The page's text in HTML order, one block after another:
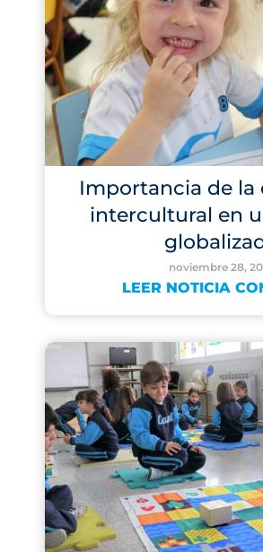
Importancia de la
intercultural en
noviembre 28,
LEER NOTICIA